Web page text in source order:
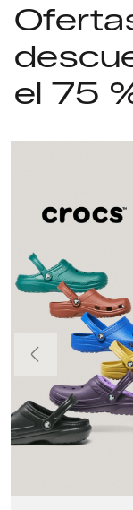
el 75
Anteriormente